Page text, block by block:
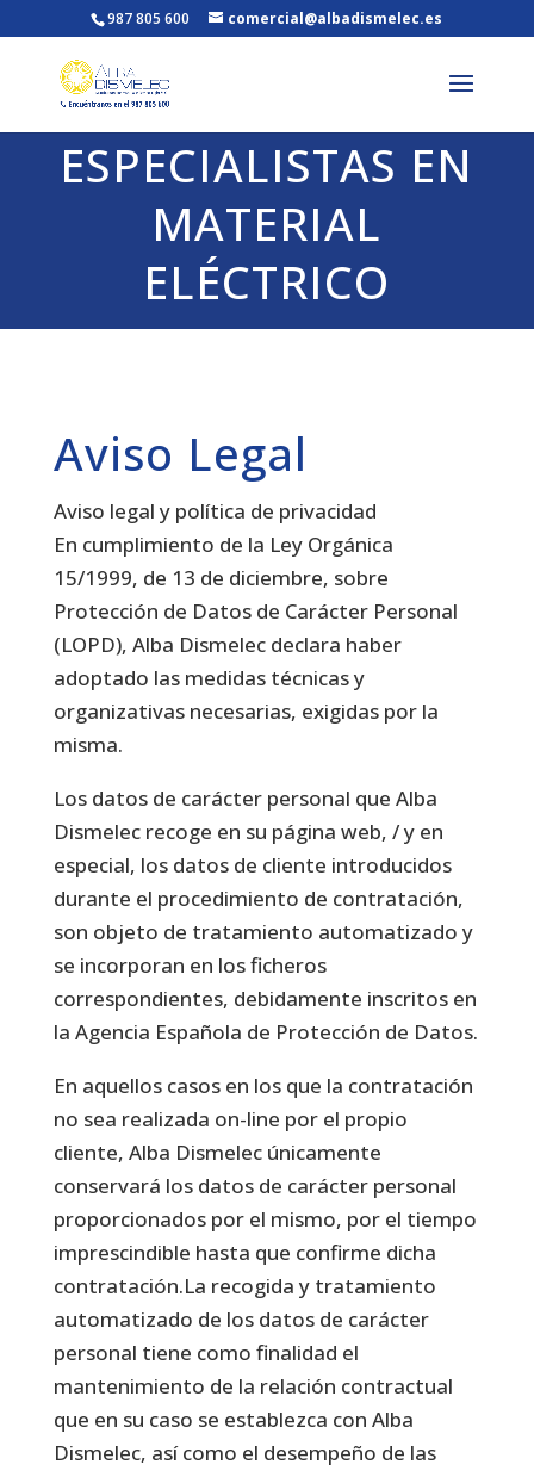
987 805 600 comercial@albadismelec.es
ESPECIALISTAS EN
MATERIAL
ELÉCTRICO
Aviso Legal
Aviso legal y política de privacidad
En cumplimiento de la Ley Orgánica
15/1999, de 13 de diciembre, sobre
Protección de Datos de Carácter Personal
(LOPD), Alba Dismelec declara haber
adoptado las medidas técnicas y
organizativas necesarias, exigidas por la
misma.
Los datos de carácter personal que Alba
Dismelec recoge en su página web, / y en
especial, los datos de cliente introducidos
durante el procedimiento de contratación,
son objeto de tratamiento automatizado y
se incorporan en los ficheros
correspondientes, debidamente inscritos en
la Agencia Española de Protección de Datos.
En aquellos casos en los que la contratación
no sea realizada on-line por el propio
cliente, Alba Dismelec únicamente
conservará los datos de carácter personal
proporcionados por el mismo, por el tiempo
imprescindible hasta que confirme dicha
contratación.La recogida y tratamiento
automatizado de los datos de carácter
personal tiene como finalidad el
mantenimiento de la relación contractual
que en su caso se establezca con Alba
Dismelec, así como el desempeño de las